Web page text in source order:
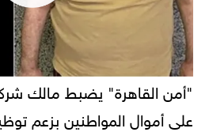
"أمن القاهرة" يضبط مالك
على أموال المواطنين بزعم